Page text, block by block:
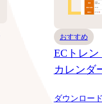
おすすめ
ECトレン
カレンダ
ダウンロー